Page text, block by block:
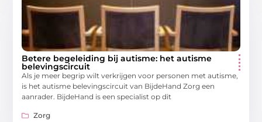
Betere begeleiding bij autisme: het autisme
belevingscircuit
Als je meer begrip wilt verkrijgen voor personen met autisme,
is het autisme belevingscircuit van BijdeHand Zorg een
aanrader. BijdeHand is een specialist op dit
Zorg